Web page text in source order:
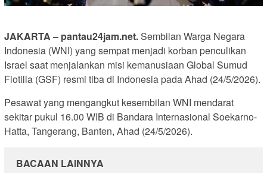
JAKARTA – pantau24jam.net.Sembilan Warga Negara
Indonesia (WNI) yang sempat menjadi korban penculikan
Israel saat menjalankan misi kemanusiaan Global Sumud
Flotilla (GSF) resmi tiba di Indonesia pada Ahad (24/5/2026).
Pesawat yang mengangkut kesembilan WNI mendarat
sekitar pukul 16.00 WIB di Bandara Internasional Soekarno-
Hatta, Tangerang, Banten, Ahad (24/5/2026).
BACAAN LAINNYA